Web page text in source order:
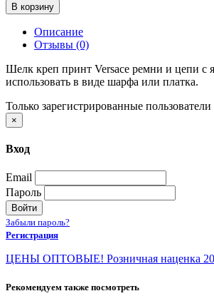
В корзину
Описание
Отзывы (0)
Шелк креп принт Versace ремни и цепи с
использовать в виде шарфа или платка.
Только зарегистрированные
×
Вход
Email
Пароль
Войти
Забыли пароль?
Регистрация
ЦЕНЫ ОПТОВЫЕ! Розничная наценка
Рекомендуем также посмотреть